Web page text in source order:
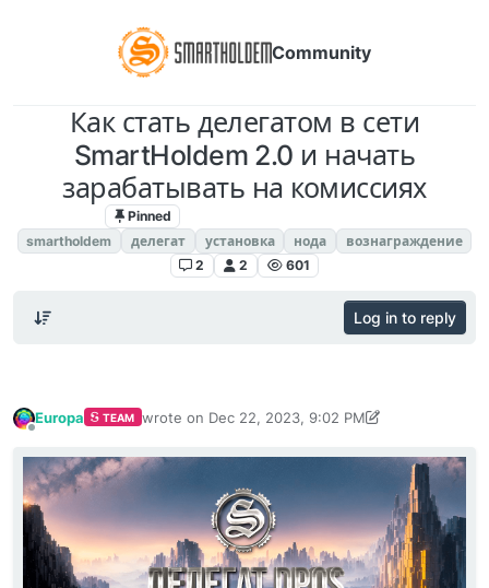
Community
Как стать делегатом в сети
SmartHoldem 2.0 и начать
зарабатывать на комиссиях
Pinned
smartholdem
делегат установка нода
вознаграждение
2
2 601
Log in to reply
Europa TEAM wrote on Dec 22, 2023, 9:02 PM
last edited by EuropaJan 17, 2024, 6:12 PM